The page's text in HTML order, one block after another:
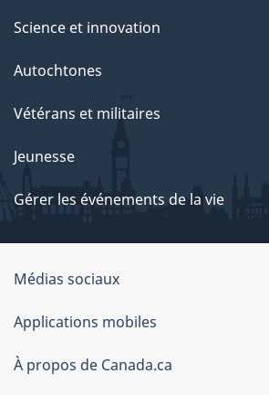
Science et innovation
Autochtones
Vétérans et militaires
Jeunesse
Gérer les événements de la vie
Organisation
du
gouvernement
du
Médias sociaux
Applications mobiles
À propos de Canada.ca